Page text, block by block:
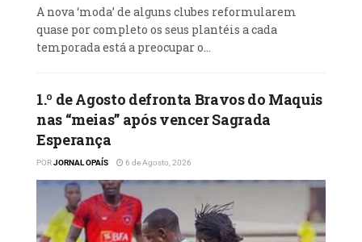
A nova ‘moda’ de alguns clubes reformularem
quase por completo os seus plantéis a cada
temporada está a preocupar o...
1.º de Agosto defronta Bravos do Maquis
nas “meias” após vencer Sagrada
Esperança
PORJORNAL OPAÍS 6 de Agosto, 2026